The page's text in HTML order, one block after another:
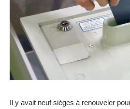
Il y avait neuf sièges à renouveler